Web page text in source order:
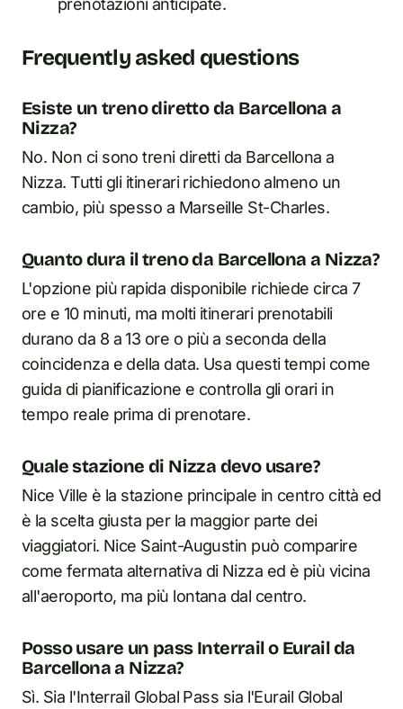
prenotazioni anticipate.
Frequently asked questions
Esiste un treno diretto da Barcellona a
Nizza?
No. Non ci sono treni diretti da Barcellona a
Nizza. Tutti gli itinerari richiedono almeno un
cambio, più spesso a Marseille St-Charles.
Quanto dura il treno da Barcellona a Nizza?
L'opzione più rapida disponibile richiede circa 7
ore e 10 minuti, ma molti itinerari prenotabili
durano da 8 a 13 ore o più a seconda della
coincidenza e della data. Usa questi tempi come
guida di pianificazione e controlla gli orari in
tempo reale prima di prenotare.
Quale stazione di Nizza devo usare?
Nice Ville è la stazione principale in centro città ed
è la scelta giusta per la maggior parte dei
viaggiatori. Nice Saint-Augustin può comparire
come fermata alternativa di Nizza ed è più vicina
all'aeroporto, ma più lontana dal centro.
Posso usare un pass Interrail o Eurail da
Barcellona a Nizza?
Sì. Sia l'Interrail Global Pass sia l'Eurail Global